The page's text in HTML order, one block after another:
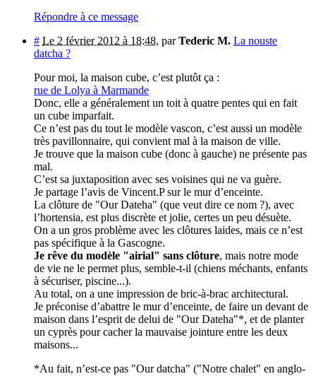
Répondre à ce message
# Le 2 février 2012 à 18:48, parTederic M. La nouste
datcha ?
Pour moi, la maison cube, c’est plutôt ça :
rue de Lolya à Marmande
Donc, elle a généralement un toit à quatre pentes qui en fait
un cube imparfait.
Ce n’est pas du tout le modèle vascon, c’est aussi un modèle
très pavillonnaire, qui convient mal à la maison de ville.
Je trouve que la maison cube (donc à gauche) ne présente pas
mal.
C’est sa juxtaposition avec ses voisines qui ne va guère.
Je partage l’avis de Vincent.P sur le mur d’enceinte.
La clôture de "Our Dateha" (que veut dire ce nom ?), avec
l’hortensia, est plus discrète et jolie, certes un peu désuète.
On a un gros problème avec les clôtures laides, mais ce n’est
pas spécifique à la Gascogne.
Je rêve du modèle "airial" sans clôture, mais notre mode
de vie ne le permet plus, semble-t-il (chiens méchants, enfants
à sécuriser, piscine...).
Au total, on a une impression de bric-à-brac architectural.
Je préconise d’abattre le mur d’enceinte, de faire un devant de
maison dans l’esprit de delui de "Our Dateha"*, et de planter
un cyprès pour cacher la mauvaise jointure entre les deux
maisons...
*Au fait, n’est-ce pas "Our datcha" ("Notre chalet" en anglo-